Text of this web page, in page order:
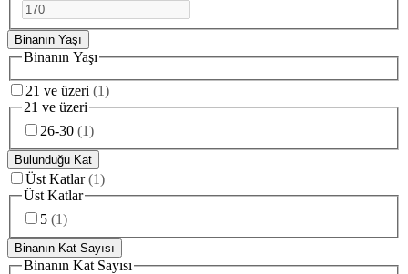
Binanın Yaşı
Binanın Yaşı
21 ve üzeri (1)
21 ve üzeri
26-30 (1)
Bulunduğu Kat
Üst Katlar (1)
Üst Katlar
5 (1)
Binanın Kat Sayısı
Binanın Kat Sayısı